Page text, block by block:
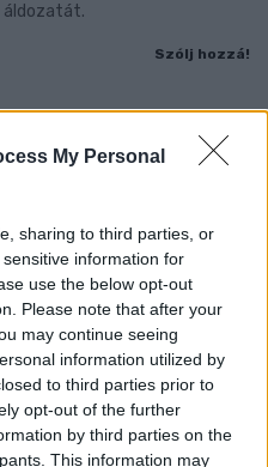
My Personal
sharing to third parties, or
information for
use the below opt-out
Please note that after your
may continue seeing
information utilized by
to third parties prior to
opt-out of the further
by third parties on the
This information may
áldozatát.
Szólj hozzá!